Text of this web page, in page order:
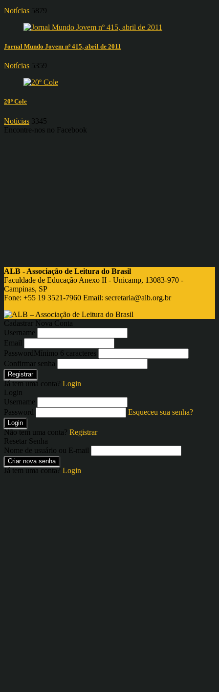
Notícias 5879
Jornal Mundo Jovem nº 415, abril de 2011
Notícias 5359
20º Cole
Notícias 3345
Encontre-nos no Facebook
ALB - Associação de Leitura do Brasil
Faculdade de Educação Anexo II - Unicamp, 13083-970 -
Campinas, SP
Fone: +55 19 3521-7960 Email: secretaria@alb.org.br
Cadastrar Nova Conta
Username
Email
PasswordMínimo 6 caracteres
Confirmar senha
Registrar
Já tem uma conta? Login
Login
Username
Password
Esqueceu sua senha?
Login
Não tem uma conta? Registrar
Resetar Senha
Nome de usuário ou E-mail
Criar nova senha
Já tem uma conta? Login